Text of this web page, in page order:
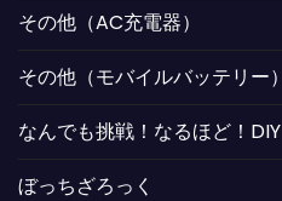
その他（AC充電器）
その他（モバイルバッテリー）
なんでも挑戦！なるほど！DIY
ぼっちざろっく